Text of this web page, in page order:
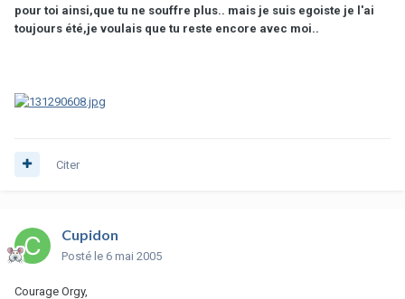
pour toi ainsi,que tu ne souffre plus.. mais je suis egoiste je l'ai
toujours été,je voulais que tu reste encore avec moi..
Citer
Cupidon
Posté le 6 mai 2005
Courage Orgy,